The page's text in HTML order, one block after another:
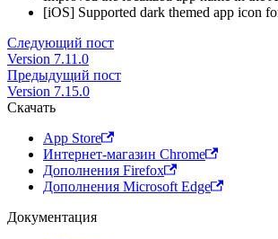
[iOS] Supported dark themed app icon
Следующий пост
Version 7.11.0
Предыдущий пост
Version 7.15.0
Скачать
App Store
Интернет-магазин Chrome
Дополнения Firefox
Дополнения Microsoft Edge
Документация